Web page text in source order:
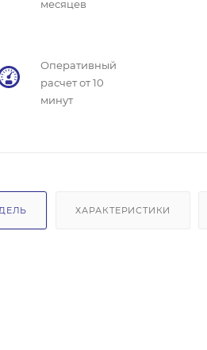
месяцев
Оперативный
расчет от 10
минут
ХАРАКТЕРИСТИКИ